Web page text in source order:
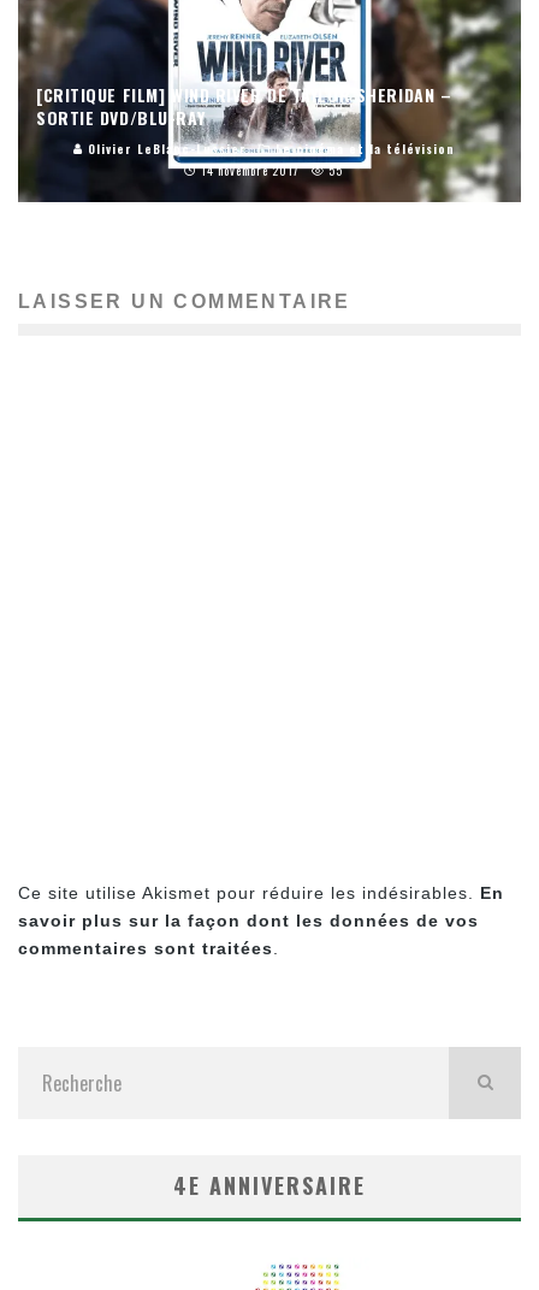
[CRITIQUE FILM] WIND RIVER DE TAYLOR SHERIDAN –
SORTIE DVD/BLU-RAY
Olivier LeBlanc-Lussier
Le cinéma et la télévision
14 novembre 2017
55
LAISSER UN COMMENTAIRE
Ce site utilise Akismet pour réduire les indésirables. En
savoir plus sur la façon dont les données de vos
commentaires sont traitées
4E ANNIVERSAIRE